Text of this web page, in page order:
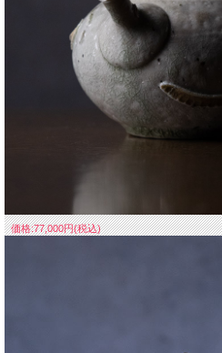
価格:77,000円(税込)